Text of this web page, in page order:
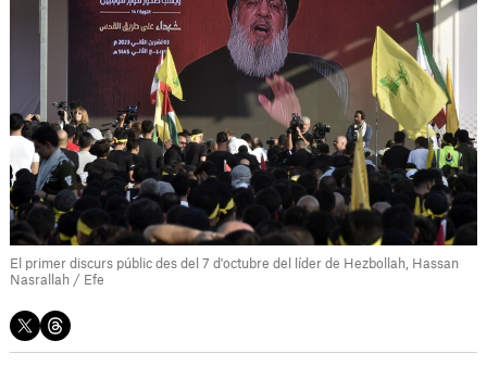
El primer discurs públic des del 7 d'octubre del líder de Hezbollah, Hassan
Nasrallah / Efe